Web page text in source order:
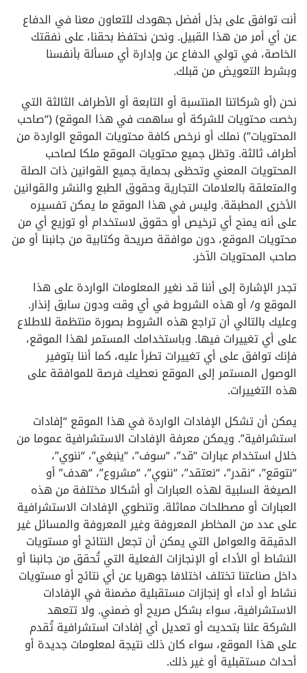
أنت توافق على بذل أفضل جهودك للتعاون معنا في الدفاع
عن أي أمر من هذا القبيل. ونحن نحتفظ بحقنا، على نفقتك
الخاصة، في تولي الدفاع عن وإدارة أي مسألة بأنفسنا
وبشرط التعويض من قبلك.
نحن (أو شركاتنا المنتسبة أو التابعة أو الأطراف الثالثة التي
رخصت محتويات للشركة أو ساهمت في هذا الموقع) (“صاحب
المحتويات”) نملك أو نرخص كافة محتويات الموقع الواردة من
أطراف ثالثة. وتظل جميع محتويات الموقع ملكا لصاحب
المحتويات المعني وتحظى بحماية جميع القوانين ذات الصلة
والمتعلقة بالعلامات التجارية وحقوق الطبع والنشر والقوانين
الأخرى المطبقة. وليس في هذا الموقع ما يمكن تفسيره
على أنه يمنح أي ترخيص أو حقوق لاستخدام أو توزيع أي من
محتويات الموقع، دون موافقة صريحة وكتابية من جانبنا أو من
صاحب المحتويات الآخر.
تجدر الإشارة إلى أننا قد نغير المعلومات الواردة على هذا
الموقع و/ أو هذه الشروط في أي وقت ودون سابق إنذار.
وعليك بالتالي أن تراجع هذه الشروط بصورة منتظمة للاطلاع
على أي تغييرات فيها. وباستخدامك المستمر لهذا الموقع،
فإنك توافق على أي تغييرات تطرأ عليه، كما أننا بتوفير
الوصول المستمر إلى الموقع نعطيك فرصة للموافقة على
هذه التغييرات.
يمكن أن تشكل الإفادات الواردة في هذا الموقع “إفادات
استشرافية”. ويمكن معرفة الإفادات الاستشرافية عموما من
خلال استخدام عبارات “قد”، “سوف”، “ينبغي”، “ننوي”،
“نتوقع”، “نقدر”، “نعتقد”، “ننوي”، “مشروع”، “هدف” أو
الصيغة السلبية لهذه العبارات أو أشكالا مختلفة من هذه
العبارات أو مصطلحات مماثلة. وتنطوي الإفادات الاستشرافية
على عدد من المخاطر المعروفة وغير المعروفة والمسائل غير
الدقيقة والعوامل التي يمكن أن تجعل النتائج أو مستويات
النشاط أو الأداء أو الإنجازات الفعلية التي تُحقق من جانبنا أو
داخل صناعتنا تختلف اختلافا جوهريا عن أي نتائج أو مستويات
نشاط أو أداء أو إنجازات مستقبلية مضمنة في الإفادات
الاستشرافية، سواء بشكل صريح أو ضمني. ولا تتعهد
الشركة علنا بتحديث أو تعديل أي إفادات استشرافية تُقدم
على هذا الموقع، سواء كان ذلك نتيجة لمعلومات جديدة أو
أحداث مستقبلية أو غير ذلك.